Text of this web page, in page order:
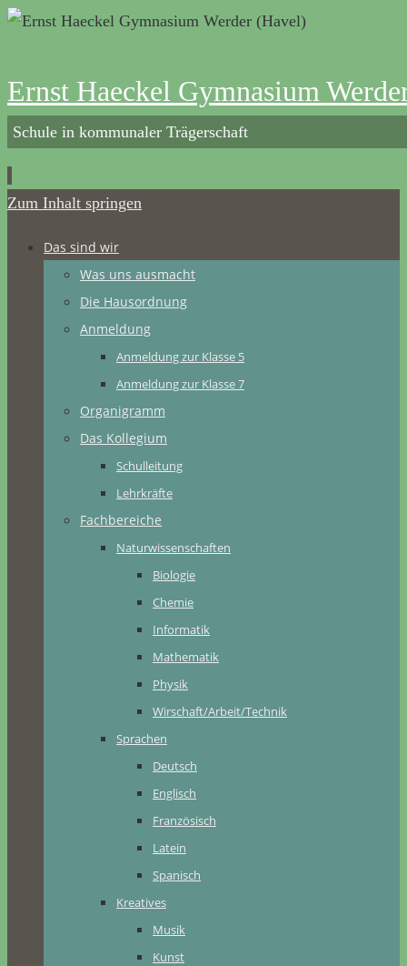
Ernst Haeckel Gymnasium
Schule in kommunaler Trägerschaft
Zum Inhalt springen
Das sind wir
Was uns ausmacht
Die Hausordnung
Anmeldung
Anmeldung zur Klasse 5
Anmeldung zur Klasse 7
Organigramm
Das Kollegium
Schulleitung
Lehrkräfte
Fachbereiche
Naturwissenschaften
Biologie
Chemie
Informatik
Mathematik
Physik
Wirschaft/Arbeit/Technik
Sprachen
Deutsch
Englisch
Französisch
Latein
Spanisch
Kreatives
Musik
Kunst